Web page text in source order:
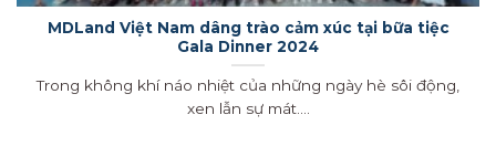
MDLand Việt Nam dâng trào cảm xúc tại bữa tiệc
Gala Dinner 2024
Trong không khí náo nhiệt của những ngày hè sôi động,
xen lẫn sự mát....